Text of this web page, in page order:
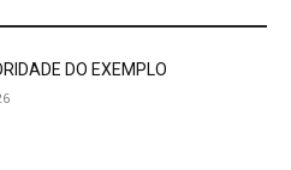
DO EXEMPLO